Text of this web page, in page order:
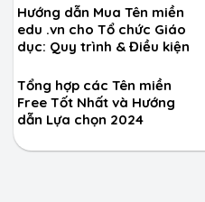
Hướng dẫn Mua Tên miền
edu .vn cho Tổ chức Giáo
dục: Quy trình & Điều kiện
Tổng hợp các Tên miền
Free Tốt Nhất và Hướng
dẫn Lựa chọn 2024